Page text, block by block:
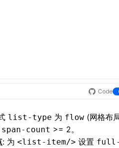
Code
list-type 为 flow (网格布
span-count >= 2。
: 为 <list-item/> 设置 full-